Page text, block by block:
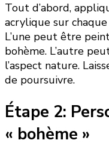
Tout d’abord,
acrylique sur
L’une peut être
bohème. L’autre
l’aspect nature.
de poursuivre.
Étape 2:
« bohème »